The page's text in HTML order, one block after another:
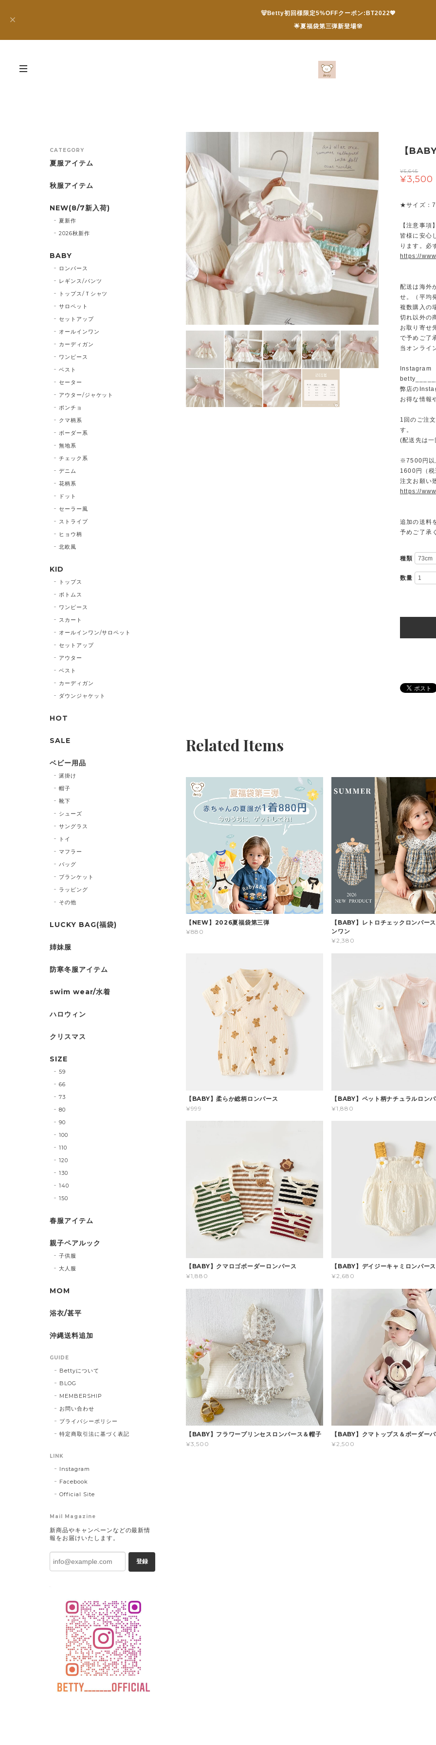
🐻Betty初回様限定5%OFFクーポン:BT2022💖
🌟夏福袋第三弾新登場🌸
【
¥5,645
¥3,500
★サイズ：
【注意事項
皆様に安心
ります。必
https://
配送は海外
せ。（平均
複数購入の
切れ以外の
お取り寄せ
で予めご了
当オンライ
Instagram
弊店の
お得な情報
1回のご注
す。
(配送先は
※7500円以
1600円（税
注文お願い
https://
追加の送料
予めご了承
種類
数量
Related Items
【NEW】2026夏福袋第三弾
¥880
【BABY】レトロチェックロンパー
ンワン
¥2,380
【BABY】柔らか総柄ロンパース
¥999
【BABY】ペット柄ナチュラルロン
¥1,880
【BABY】クマロゴボーダーロンパース
¥1,880
【BABY】デイジーキャミロンパース
¥2,680
【BABY】フラワープリンセスロンパース＆帽子
¥3,500
【BABY】クマトップス＆ボーダー
¥2,500
CATEGORY
夏服アイテム
秋服アイテム
NEW(8/7新入荷)
夏新作
2026秋新作
BABY
ロンパース
レギンス/パンツ
トップス/Ｔシャツ
サロペット
セットアップ
オールインワン
カーディガン
ワンピース
ベスト
セーター
アウター/ジャケット
ポンチョ
クマ柄系
ボーダー系
無地系
チェック系
デニム
花柄系
ドット
セーラー風
ストライプ
ヒョウ柄
北欧風
KID
トップス
ボトムス
ワンピース
スカート
オールインワン/サロペット
セットアップ
アウター
ベスト
カーディガン
ダウンジャケット
HOT
SALE
ベビー用品
涎掛け
帽子
靴下
シューズ
サングラス
トイ
マフラー
バッグ
ブランケット
ラッピング
その他
LUCKY BAG(福袋)
姉妹服
防寒冬服アイテム
swim wear/水着
ハロウィン
クリスマス
SIZE
59
66
73
80
90
100
110
120
130
140
150
春服アイテム
親子ペアルック
子供服
大人服
MOM
浴衣/甚平
沖縄送料追加
GUIDE
Bettyについて
BLOG
MEMBERSHIP
お問い合わせ
プライバシーポリシー
特定商取引法に基づく表記
LINK
Instagram
Facebook
Official Site
Mail Magazine
新商品やキャンペーンなどの最新情
報をお届けいたします。
登録